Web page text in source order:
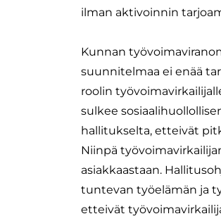
ilman aktivoinnin
Kunnan
suunnitelmaa ei enää
roolin
sulkee
hallitukselta, etteivät
Niinpä
asiakkaastaan.
tuntevan työelämän ja
etteivät